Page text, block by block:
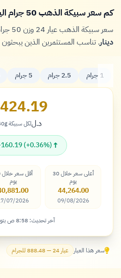
كم سعر سبيكة الذهب 50 جرام اليوم في ليبيا؟
سعر سبيكة الذهب عيار 24 وزن 50 جرام اليوم في ليبيا حوالي
دينار. تناسب المستثمرين الذين
1 جرام 2.5 جرام 5 جرام
دينار
د.للكل سبيكة 50g
↑
(+0.36%)
أعلى سعر خلال 30
يوم
44,264.00
09/08/2026
يوم
07/2026
آخر تحديث: 8:58 ص بتوقيت طرابلس
سعر هذا العيار عيار 24 — 888.48 للجرام